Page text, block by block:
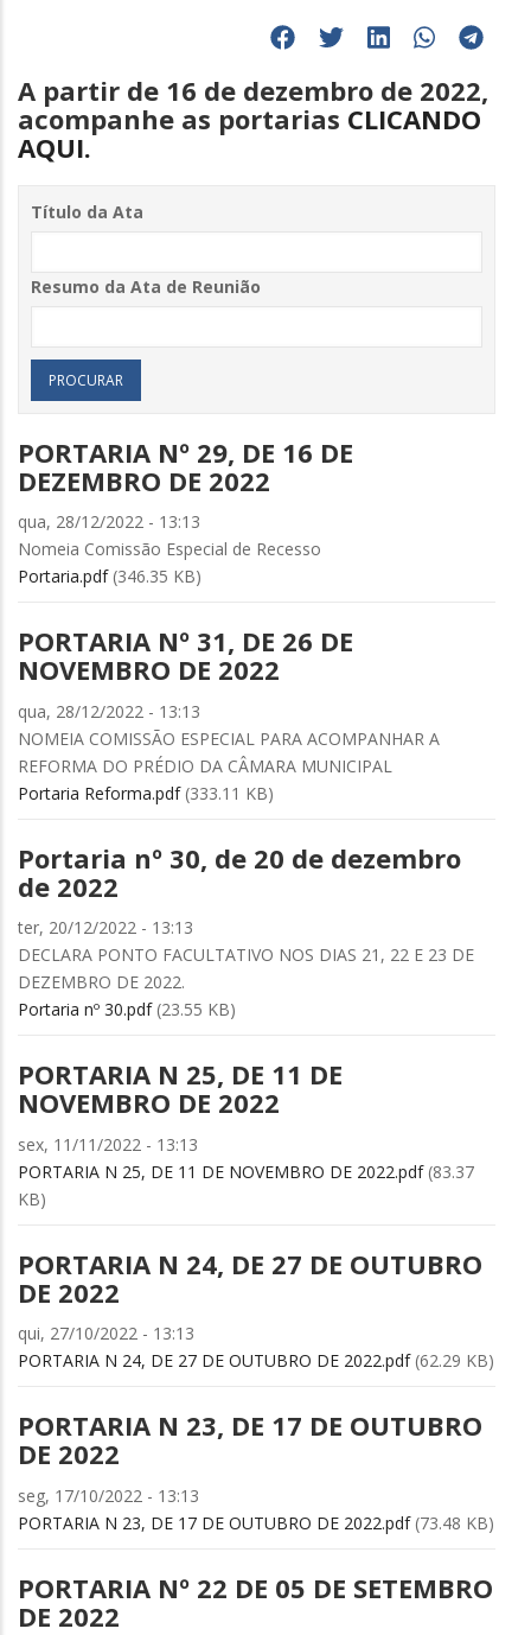
A partir de 16 de dezembro de 2022,
acompanhe as portarias CLICANDO
AQUI.
Título da Ata
Resumo da Ata de Reunião
PORTARIA Nº 29, DE 16 DE
DEZEMBRO DE 2022
qua, 28/12/2022 - 13:13
Nomeia Comissão Especial de Recesso
Portaria.pdf (346.35 KB)
PORTARIA Nº 31, DE 26 DE
NOVEMBRO DE 2022
qua, 28/12/2022 - 13:13
NOMEIA COMISSÃO ESPECIAL PARA ACOMPANHAR A
REFORMA DO PRÉDIO DA CÂMARA MUNICIPAL
Portaria Reforma.pdf (333.11 KB)
Portaria nº 30, de 20 de dezembro
de 2022
ter, 20/12/2022 - 13:13
DECLARA PONTO FACULTATIVO NOS DIAS 21, 22 E 23 DE
DEZEMBRO DE 2022.
Portaria nº 30.pdf (23.55 KB)
PORTARIA N 25, DE 11 DE
NOVEMBRO DE 2022
sex, 11/11/2022 - 13:13
PORTARIA N 25, DE 11 DE NOVEMBRO DE 2022.pdf (83.37
KB)
PORTARIA N 24, DE 27 DE OUTUBRO
DE 2022
qui, 27/10/2022 - 13:13
PORTARIA N 24, DE 27 DE OUTUBRO DE 2022.pdf (62.29 KB)
PORTARIA N 23, DE 17 DE OUTUBRO
DE 2022
seg, 17/10/2022 - 13:13
PORTARIA N 23, DE 17 DE OUTUBRO DE 2022.pdf (73.48 KB)
PORTARIA Nº 22 DE 05 DE SETEMBRO
DE 2022